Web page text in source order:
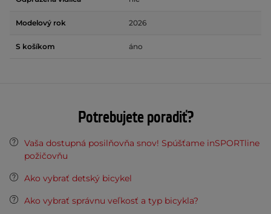
Modelový rok 2026
S košíkom áno
Potrebujete poradiť?
Vaša dostupná posilňovňa snov! Spúšťame inSPORTline
požičovňu
Ako vybrať detský bicykel
Ako vybrať správnu veľkosť a typ bicykla?